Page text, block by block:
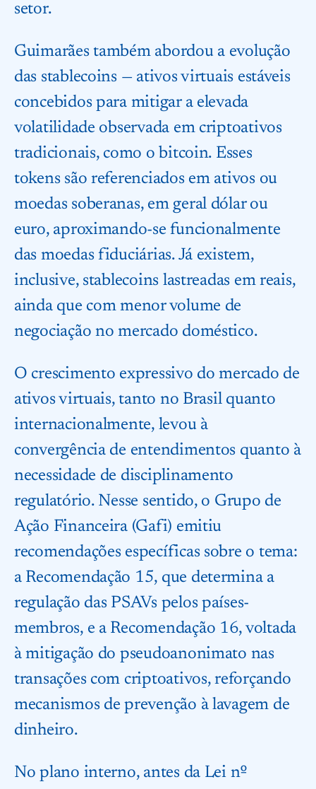
setor.
Guimarães também abordou a evolução
das stablecoins — ativos virtuais estáveis
concebidos para mitigar a elevada
volatilidade observada em criptoativos
tradicionais, como o bitcoin. Esses
tokens são referenciados em ativos ou
moedas soberanas, em geral dólar ou
euro, aproximando-se funcionalmente
das moedas fiduciárias. Já existem,
inclusive, stablecoins lastreadas em reais,
ainda que com menor volume de
negociação no mercado doméstico.
O crescimento expressivo do mercado de
ativos virtuais, tanto no Brasil quanto
internacionalmente, levou à
convergência de entendimentos quanto à
necessidade de disciplinamento
regulatório. Nesse sentido, o Grupo de
Ação Financeira (Gafi) emitiu
recomendações específicas sobre o tema:
a Recomendação 15, que determina a
regulação das PSAVs pelos países-
membros, e a Recomendação 16, voltada
à mitigação do pseudoanonimato nas
transações com criptoativos, reforçando
mecanismos de prevenção à lavagem de
dinheiro.
No plano interno, antes da Lei nº